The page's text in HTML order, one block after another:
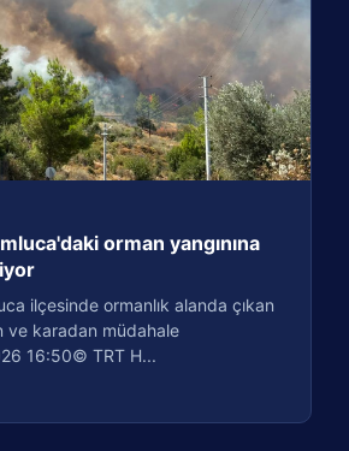
orman yangınına
ilçesinde ormanlık alanda çıkan
ve karadan müdahale
16:50© TRT H...